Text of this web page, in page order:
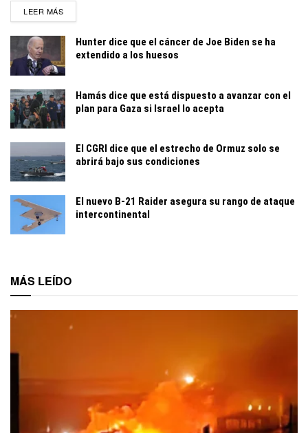
LEER MÁSDETAILS
Hunter dice que el cáncer de Joe Biden se ha
extendido a los huesos
Hamás dice que está dispuesto a avanzar con el
plan para Gaza si Israel lo acepta
El CGRI dice que el estrecho de Ormuz solo se
abrirá bajo sus condiciones
El nuevo B-21 Raider asegura su rango de ataque
intercontinental
MÁS LEÍDO